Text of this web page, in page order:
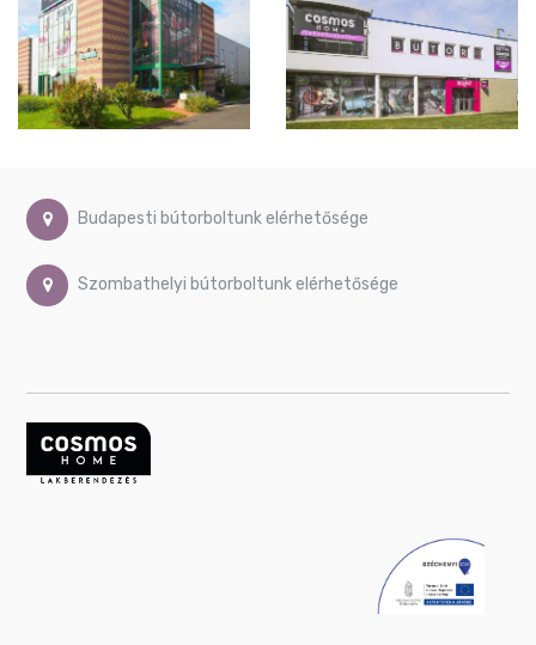
Budapesti bútorboltunk elérhetősége
Szombathelyi bútorboltunk elérhetősége